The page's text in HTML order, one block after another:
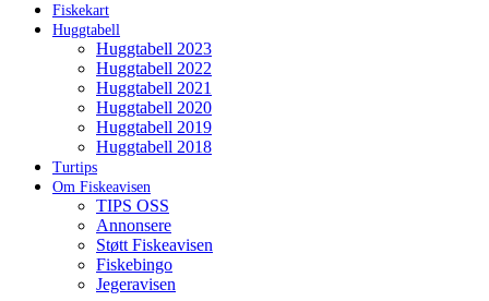
Fiskekart
Huggtabell
Huggtabell 2023
Huggtabell 2022
Huggtabell 2021
Huggtabell 2020
Huggtabell 2019
Huggtabell 2018
Turtips
Om Fiskeavisen
TIPS OSS
Annonsere
Støtt Fiskeavisen
Fiskebingo
Jegeravisen